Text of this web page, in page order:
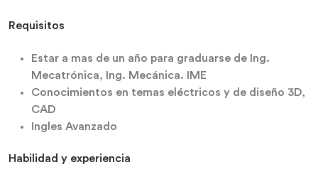
Requisitos
Estar a mas de un año para graduarse de Ing.
Mecatrónica, Ing. Mecánica. IME
Conocimientos en temas eléctricos y de diseño 3D,
CAD
Ingles Avanzado
Habilidad y experiencia